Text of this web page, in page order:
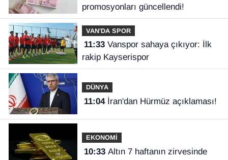
promosyonları güncellendi!
VAN'DA SPOR
11:33Vanspor sahaya çıkıyor: İlk
rakip Kayserispor
DÜNYA
11:04 İran'dan Hürmüz açıklaması!
EKONOMİ
10:33 Altın 7 haftanın zirvesinde